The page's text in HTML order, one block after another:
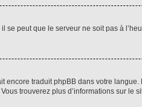
se peut que le serveur ne soit pas à
encore traduit phpBB dans votre
trouverez plus d’informations sur le